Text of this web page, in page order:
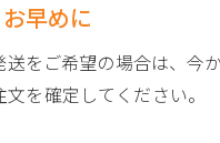
早めに
送をご希望の場合は、今
文を確定してください。